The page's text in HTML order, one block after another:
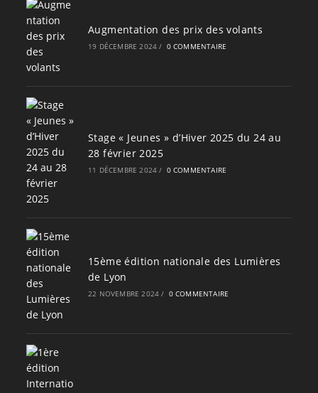
Augmentation des prix des volants
19 DÉCEMBRE 2024 / 0 COMMENTAIRE
Stage « Jeunes » d’Hiver 2025 du 24 au
28 février 2025
11 DÉCEMBRE 2024 / 0 COMMENTAIRE
15ème édition nationale des Lumières
de Lyon
22 NOVEMBRE 2024 / 0 COMMENTAIRE